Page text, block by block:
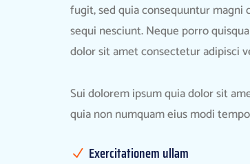
fugit, sed quia consequuntur
sequi nesciunt. Neque porro
dolor sit amet consectetur adipisci
Sui dolorem ipsum quia dolor sit
quia non numquam eius modi
N Exercitationem ullam